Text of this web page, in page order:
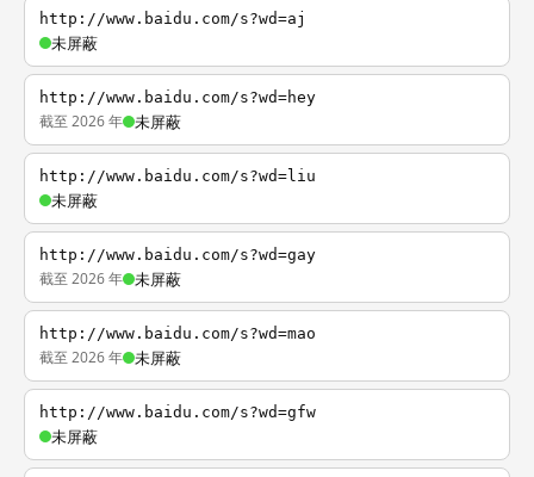
http://www.baidu.com/s?wd=aj
未屏蔽
http://www.baidu.com/s?wd=hey
截至 2026 年 未屏蔽
http://www.baidu.com/s?wd=liu
未屏蔽
http://www.baidu.com/s?wd=gay
截至 2026 年 未屏蔽
http://www.baidu.com/s?wd=mao
截至 2026 年 未屏蔽
http://www.baidu.com/s?wd=gfw
未屏蔽